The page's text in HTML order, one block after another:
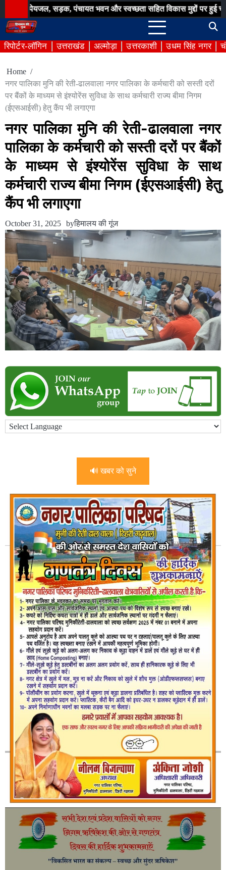
to
content
सड़क, पंचायत भवन और स्वच्छता सहित विकास मुद्दों पर हुई चर्चा
रिपोर्टर-लॉगिन उत्तराखंड अल्मोड़ा उत्तरकाशी उधम सिंह नगर
Home
नगर पालिका मुनि की रेती-ढालवाला नगर पालिका के कर्मचारी को सस्ती दरों
पर बैंकों के माध्यम से इंश्योरेंस सुविधा के साथ कर्मचारी राज्य बीमा निगम
(ईएसआईसी) हेतु कैंप भी लगाएगा
नगर पालिका मुनि की रेती-ढालवाला नगर
पालिका के कर्मचारी को सस्ती दरों पर बैंकों
के माध्यम से इंश्योरेंस सुविधा के साथ
कर्मचारी राज्य बीमा निगम (ईएसआईसी) हेतु
कैंप भी लगाएगा
October 31, 2025 byहिमालय की गूंज
🔊 खबर को सुने